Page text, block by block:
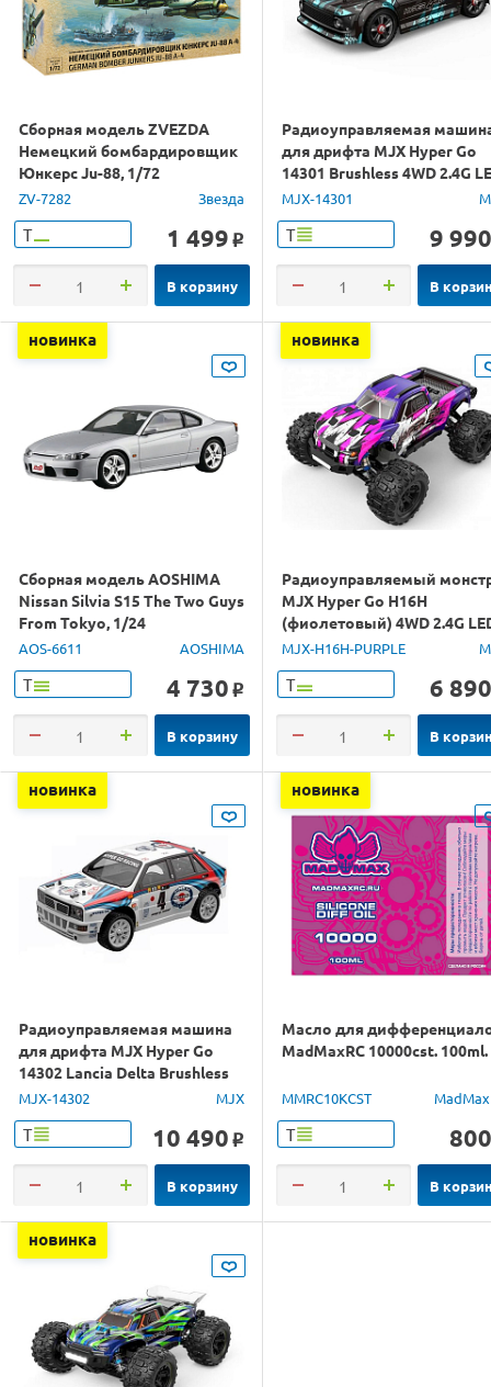
Сборная модель ZVEZDA
Немецкий бомбардировщик
Юнкерс Ju-88, 1/72
ZV-7282 Звезда
Т 1 499 o
В корзину
Радиоуправляемая
для дрифта MJX Hyper Go
14301 Brushless 4WD 2.4G
1/14 RTR
MJX-14301
Т 9 990
В
новинка
Сборная модель AOSHIMA
Nissan Silvia S15 The Two Guys
From Tokyo, 1/24
AOS-6611 AOSHIMA
Т 4 730 o
В корзину
новинка
Радиоуправляемый
MJX Hyper Go H16H
(фиолетовый) 4WD 2.4G
GPS 1/16 RTR
MJX-H16H-PURPLE
Т 6 890
В
новинка
Радиоуправляемая машина
для дрифта MJX Hyper Go
14302 Lancia Delta Brushless
4WD 2.4G LED 1/14 RTR
MJX-14302 MJX
Т 10 490 o
В корзину
новинка
Масло для
MadMaxRC 10000cst. 100ml.
MMRC10KCST
Т 800
В
новинка